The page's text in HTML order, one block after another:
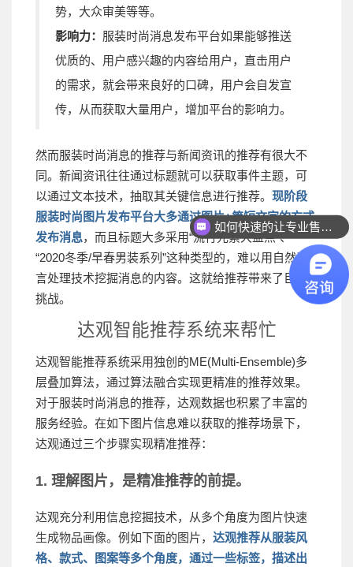
势，大众审美等等。
影响力： 服装时尚消息发布平台如果能够推送
优质的、用户感兴趣的内容给用户，直击用户
的需求，就会带来良好的口碑，用户会自发宣
传，从而获取大量用户，增加平台的影响力。
然而服装时尚消息的推荐与新闻资讯的推荐有很大不
同。新闻资讯往往通过标题就可以获取事件主题，可
以通过文本技术，抽取其关键信息进行推荐。 现阶段
服装时尚图片发布平台大多通过图片+简短文字的方式
发布消息，而且标题大多采用“流行元素大盘点”、
“2020冬季/早春男装系列”这种类型的，难以用自然语
言处理技术挖掘消息的内容。这就给推荐带来了巨大
挑战。
达观智能推荐系统来帮忙
达观智能推荐系统采用独创的ME(Multi-Ensemble)多
层叠加算法，通过算法融合实现更精准的推荐效果。
对于服装时尚消息的推荐，达观数据也积累了丰富的
服务经验。 在如下图片信息难以获取的推荐场景下，
达观通过三个步骤实现精准推荐：
1. 理解图片，是精准推荐的前提。
达观充分利用信息挖掘技术，从多个角度为图片快速
生成物品画像。 例如下面的图片， 达观推荐从服装风
格、款式、图案等多个角度，通过一些标签，描述出
如何快速的让专业售前联系我？